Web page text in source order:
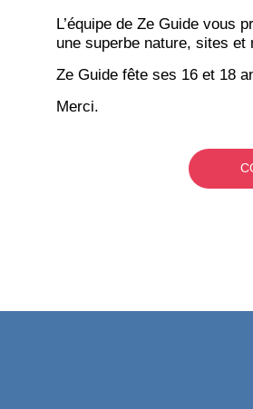
L’équipe de Ze Guide vous
une superbe nature, sites
Ze Guide fête ses 16 et 18
Merci.